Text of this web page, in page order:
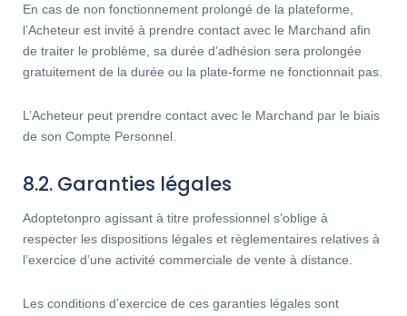
En cas de non fonctionnement prolongé de la plateforme,
l’Acheteur est invité à prendre contact avec le Marchand afin
de traiter le problème, sa durée d’adhésion sera prolongée
gratuitement de la durée ou la plate-forme ne fonctionnait pas.
L’Acheteur peut prendre contact avec le Marchand par le biais
de son Compte Personnel.
8.2. Garanties légales
Adoptetonpro agissant à titre professionnel s’oblige à
respecter les dispositions légales et règlementaires relatives à
l’exercice d’une activité commerciale de vente à distance.
Les conditions d’exercice de ces garanties légales sont